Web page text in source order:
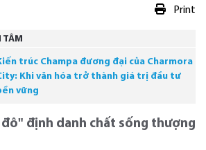
Print
TÂM
trúc Champa đương đại của Charmora
Khi văn hóa trở thành giá trị đầu tư
vững
định danh chất sống thượng